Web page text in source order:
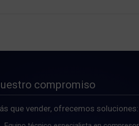
compromiso
que vender, ofrecemos soluciones: